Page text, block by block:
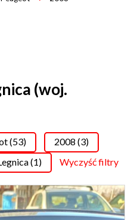
(woj.
(53)
2008 (3)
(1) Wyczyść filtry